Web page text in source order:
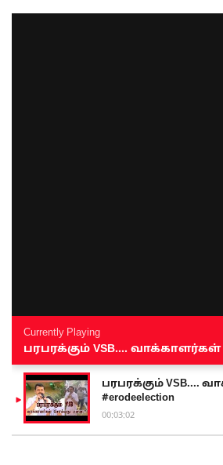
Currently Playing
பரபரக்கும் VSB.... வாக்காளர்கள்
பரபரக்கும் VSB....
#erodeelection
00:03:02